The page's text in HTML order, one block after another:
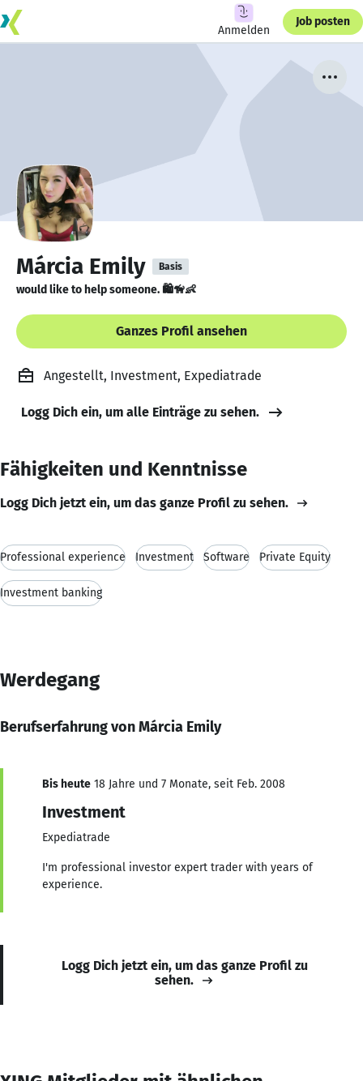
Anmelden
Job posten
Márcia Emily Basis
would like to help someone. 🛍🦮👶
Ganzes Profil ansehen
Angestellt, Investment, Expediatrade
Logg Dich ein, um alle Einträge zu sehen.
Fähigkeiten und Kenntnisse
Logg Dich jetzt ein, um das ganze Profil zu sehen.
Professional experience Investment Software Private Equity
Investment banking
Werdegang
Berufserfahrung von Márcia Emily
Bis heute 18 Jahre und 7 Monate, seit Feb. 2008
Investment
Expediatrade
I'm professional investor expert trader with years of
experience.
Logg Dich jetzt ein, um das ganze Profil zu
sehen.